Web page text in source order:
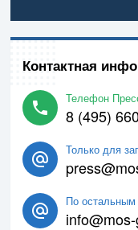
Контактная
Телефон
8 (495)
Только для
По остальным